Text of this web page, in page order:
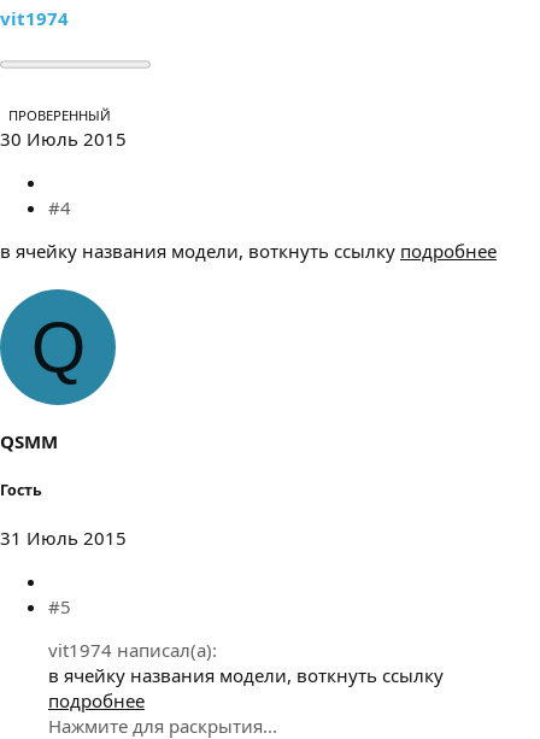
vit1974
ПРОВЕРЕННЫЙ
30 Июль 2015
#4
в ячейку названия модели, воткнуть ссылку подробнее
Q
QSMM
Гость
31 Июль 2015
#5
vit1974 написал(а):
в ячейку названия модели, воткнуть ссылку
подробнее
Нажмите для раскрытия...